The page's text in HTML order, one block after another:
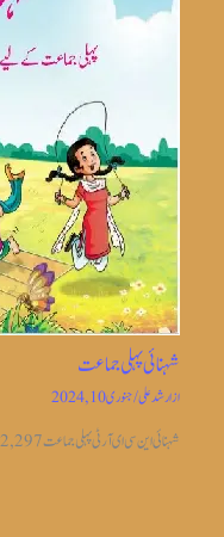
شہنائی پہلی جماعت
ازارشد علی/جنوری 10, 2024
شہنائی این سی ای آر ٹی پہلی جماعت Post Views: 2,297